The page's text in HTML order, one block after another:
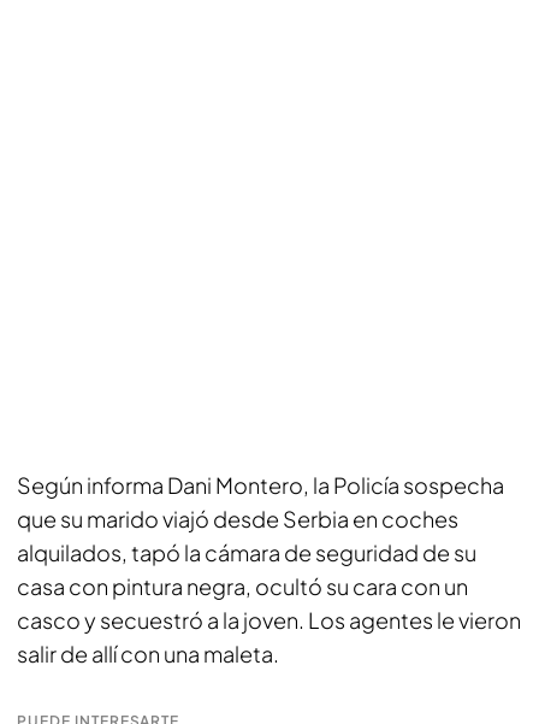
Según informa Dani Montero, la Policía sospecha
que su marido viajó desde Serbia en coches
alquilados, tapó la cámara de seguridad de su
casa con pintura negra, ocultó su cara con un
casco y secuestró a la joven. Los agentes le vieron
salir de allí con una maleta.